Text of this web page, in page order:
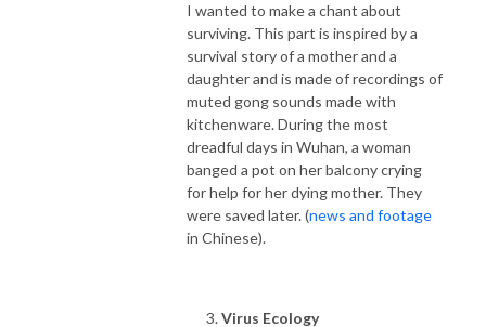
I wanted to make a chant about
surviving. This part is inspired by a
survival story of a mother and a
daughter and is made of recordings of
muted gong sounds made with
kitchenware. During the most
dreadful days in Wuhan, a woman
banged a pot on her balcony crying
for help for her dying mother. They
were saved later. (news and footage
in Chinese).
Virus Ecology